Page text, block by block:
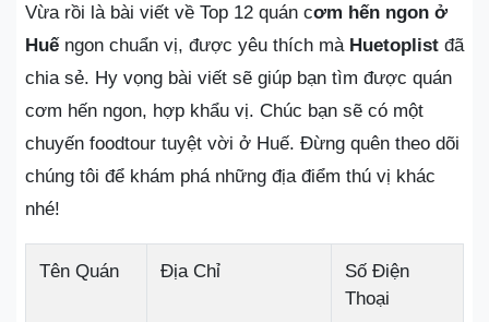
Vừa rồi là bài viết về Top 12 quán cơm hến ngon ở
Huếngon chuẩn vị, được yêu thích mà Huetoplist đã
chia sẻ. Hy vọng bài viết sẽ giúp bạn tìm được quán
cơm hến ngon, hợp khẩu vị. Chúc bạn sẽ có một
chuyến foodtour tuyệt vời ở Huế. Đừng quên theo dõi
chúng tôi để khám phá những địa điểm thú vị khác
nhé!
Tên Quán Địa Chỉ
Số Điện
Thoại